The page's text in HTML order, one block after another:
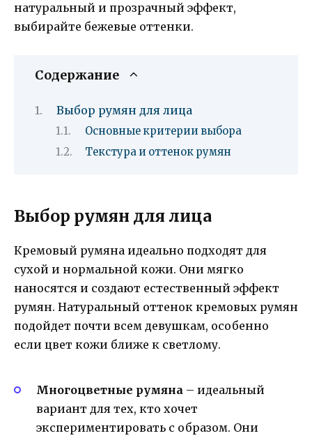
натуральный и прозрачный эффект,
выбирайте бежевые оттенки.
Содержание
Выбор румян для лица
Основные критерии выбора
Текстура и оттенок румян
Выбор румян для лица
Кремовый румяна идеально подходят для
сухой и нормальной кожи. Они мягко
наносятся и создают естественный эффект
румян. Натуральный оттенок кремовых румян
подойдет почти всем девушкам, особенно
если цвет кожи ближе к светлому.
Многоцветные румяна – идеальный
вариант для тех, кто хочет
экспериментировать с образом. Они